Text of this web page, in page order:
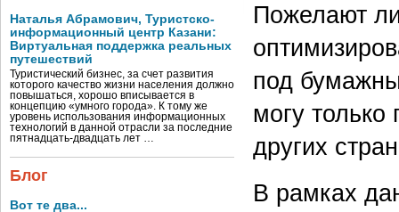
Наталья Абрамович, Туристско-
информационный центр Казани:
Виртуальная поддержка реальных
путешествий
Туристический бизнес, за счет развития
которого качество жизни населения должно
повышаться, хорошо вписывается в
концепцию «умного города». К тому же
уровень использования информационных
технологий в данной отрасли за последние
пятнадцать-двадцать лет …
Блог
Вот те два...
Пожелают
под
могу
других
В рамках